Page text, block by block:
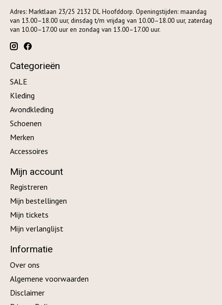
Adres: Marktlaan 23/25 2132 DL Hoofddorp. Openingstijden: maandag
van 13.00–18.00 uur, dinsdag t/m vrijdag van 10.00–18.00 uur, zaterdag
van 10.00–17.00 uur en zondag van 13.00–17.00 uur.
Categorieën
SALE
Kleding
Avondkleding
Schoenen
Merken
Accessoires
Mijn account
Registreren
Mijn bestellingen
Mijn tickets
Mijn verlanglijst
Informatie
Over ons
Algemene voorwaarden
Disclaimer